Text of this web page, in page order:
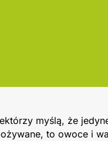
myślą, że
to owoce i